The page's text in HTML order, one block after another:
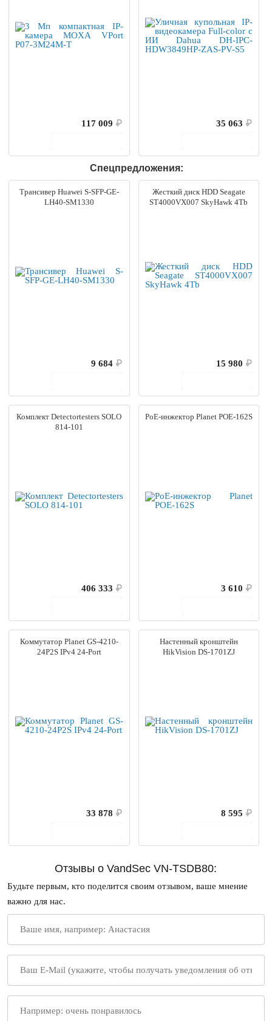
117 009 ₽
35 063 ₽
Спецпредложения:
Трансивер Huawei S-SFP-GE-
LH40-SM1330
9 684 ₽
Жесткий диск HDD Seagate
ST4000VX007 SkyHawk 4Tb
15 980 ₽
Комплект Detectortesters SOLO
814-101
406 333 ₽
PoE-инжектор Planet POE-162S
3 610 ₽
Коммутатор Planet GS-4210-
24P2S IPv4 24-Port
33 878 ₽
Настенный кронштейн
HikVision DS-1701ZJ
8 595 ₽
Отзывы о VandSec VN-TSDB80:
Будьте первым, кто поделится своим отзывом, ваше мнение
важно для нас.